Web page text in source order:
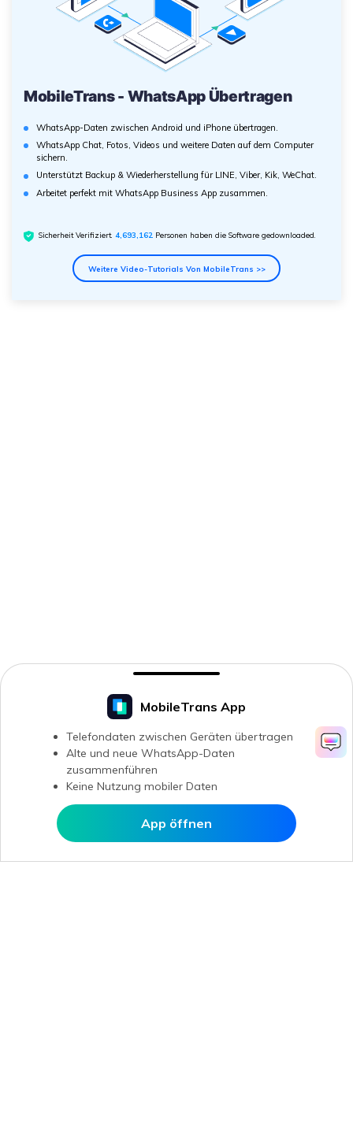
In MobileTrans öffnen
MobileTrans App
Telefondaten zwischen Geräten übertragen
Alte und neue WhatsApp-Daten
zusammenführen
Keine Nutzung mobiler Daten
App öffnen
MobileTrans - WhatsApp Übertragen
WhatsApp-Daten zwischen Android und iPhone übertragen.
WhatsApp Chat, Fotos, Videos und weitere Daten auf dem Computer
sichern.
Unterstützt Backup & Wiederherstellung für LINE, Viber, Kik, WeChat.
Arbeitet perfekt mit WhatsApp Business App zusammen.
Sicherheit Verifiziert.4,693,162 Personen haben die Software gedownloaded.
Weitere Video-Tutorials Von MobileTrans >>